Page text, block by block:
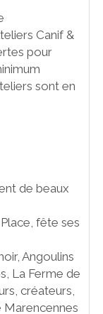
Canif &
pour
sont en
de beaux
Place, fête ses
Angoulins
La Ferme de
créateurs,
Marencennes